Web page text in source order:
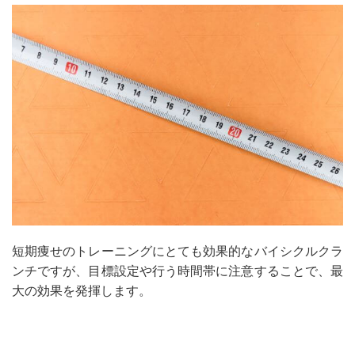
短期痩せのトレーニングにとても効果的なバイシクルクラ
ンチですが、目標設定や行う時間帯に注意することで、最
大の効果を発揮します。